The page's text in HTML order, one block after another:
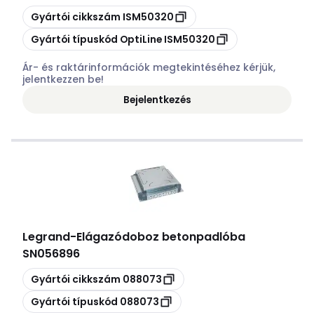
Másolás
Gyártói cikkszám ISM50320
Másolás
Gyártói típuskód OptiLine ISM50320
Ár- és raktárinformációk megtekintéséhez kérjük,
jelentkezzen be!
Bejelentkezés
Legrand-Elágazódoboz betonpadlóba
SN056896
Másolás
Gyártói cikkszám 088073
Másolás
Gyártói típuskód 088073